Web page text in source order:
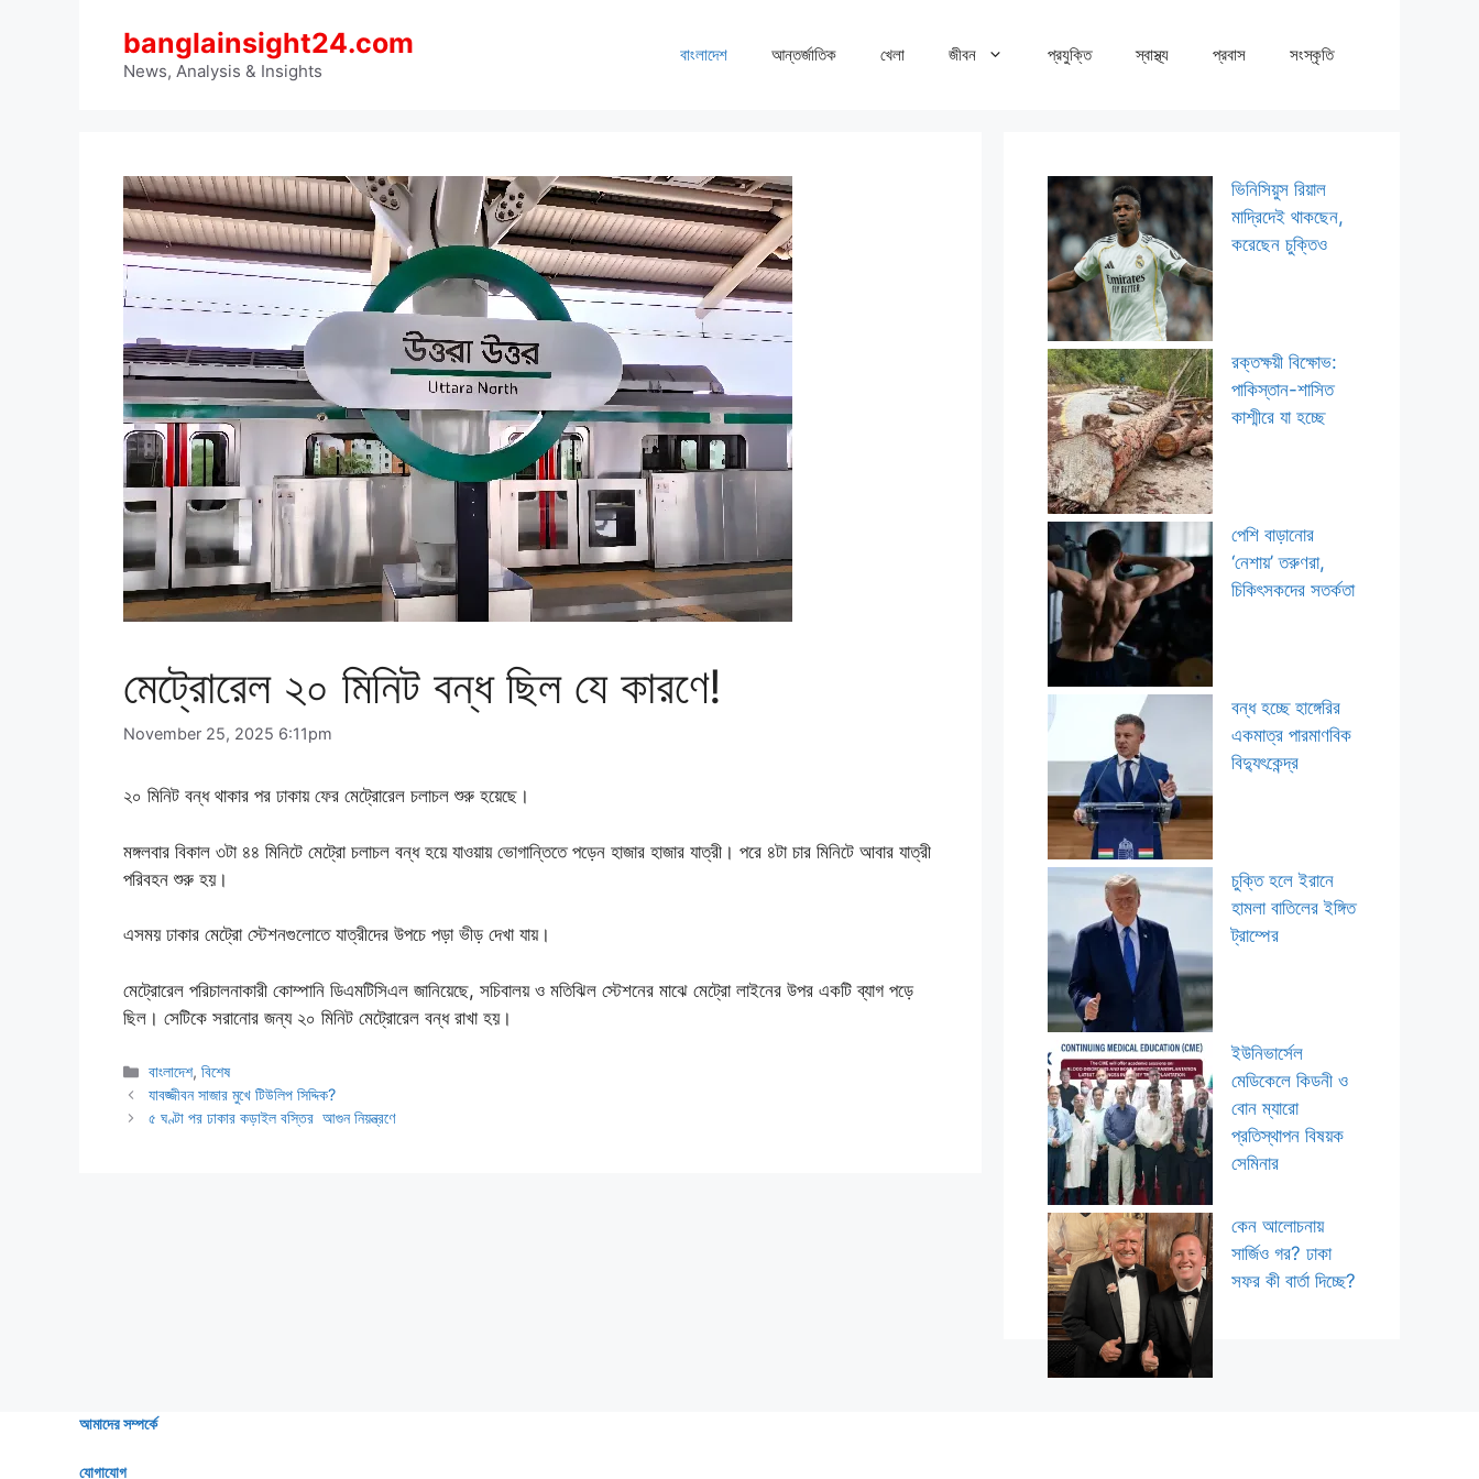
banglainsight24.com
News, Analysis & Insights
বাংলাদেশ আন্তর্জাতিক খেলা জীবন প্রযুক্তি স্বাস্থ্য প্রবাস সংস্কৃতি
মেট্রোরেল ২০ মিনিট বন্ধ ছিল যে কারণে!
November 25, 2025 6:11pm
২০ মিনিট বন্ধ থাকার পর ঢাকায় ফের মেট্রোরেল চলাচল শুরু হয়েছে।
মঙ্গলবার বিকাল ৩টা ৪৪ মিনিটে মেট্রো চলাচল বন্ধ হয়ে যাওয়ায় ভোগান্তিতে পড়েন হাজার হাজার যাত্রী। পরে ৪টা চার মিনিটে আবার যাত্রী
পরিবহন শুরু হয়।
এসময় ঢাকার মেট্রো স্টেশনগুলোতে যাত্রীদের উপচে পড়া ভীড় দেখা যায়।
মেট্রোরেল পরিচালনাকারী কোম্পানি ডিএমটিসিএল জানিয়েছে, সচিবালয় ও মতিঝিল স্টেশনের মাঝে মেট্রো লাইনের উপর একটি ব্যাগ পড়ে
ছিল। সেটিকে সরানোর জন্য ২০ মিনিট মেট্রোরেল বন্ধ রাখা হয়।
Categories
বাংলাদেশ,বিশেষ
যাবজ্জীবন সাজার মুখে টিউলিপ সিদ্দিক?
৫ ঘণ্টা পর ঢাকার কড়াইল বস্তির আগুন নিয়ন্ত্রণে
ভিনিসিয়ুস রিয়াল
মাদ্রিদেই থাকছেন,
করেছেন চুক্তিও
রক্তক্ষয়ী বিক্ষোভ:
পাকিস্তান-শাসিত
কাশ্মীরে যা হচ্ছে
পেশি বাড়ানোর
‘নেশায়’ তরুণরা,
চিকিৎসকদের সতর্কতা
বন্ধ হচ্ছে হাঙ্গেরির
একমাত্র পারমাণবিক
বিদ্যুৎকেন্দ্র
চুক্তি হলে ইরানে
হামলা বাতিলের ইঙ্গিত
ট্রাম্পের
ইউনিভার্সেল
মেডিকেলে কিডনী ও
বোন ম্যারো
প্রতিস্থাপন বিষয়ক
সেমিনার
কেন আলোচনায়
সার্জিও গর? ঢাকা
সফর কী বার্তা দিচ্ছে?
আমাদের সম্পর্কে
যোগাযোগ